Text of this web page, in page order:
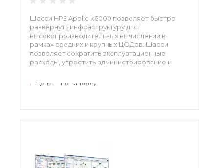
Шасси HPE Apollo k6000 позволяет быстро
развернуть инфраструктуру для
высокопроизводительных вычислений в
рамках средних и крупных ЦОДов. Шасси
позволяет сократить эксплуатационные
расходы, упростить администрирование и
системы позволяет оптимизировать
• Цена — по запросу